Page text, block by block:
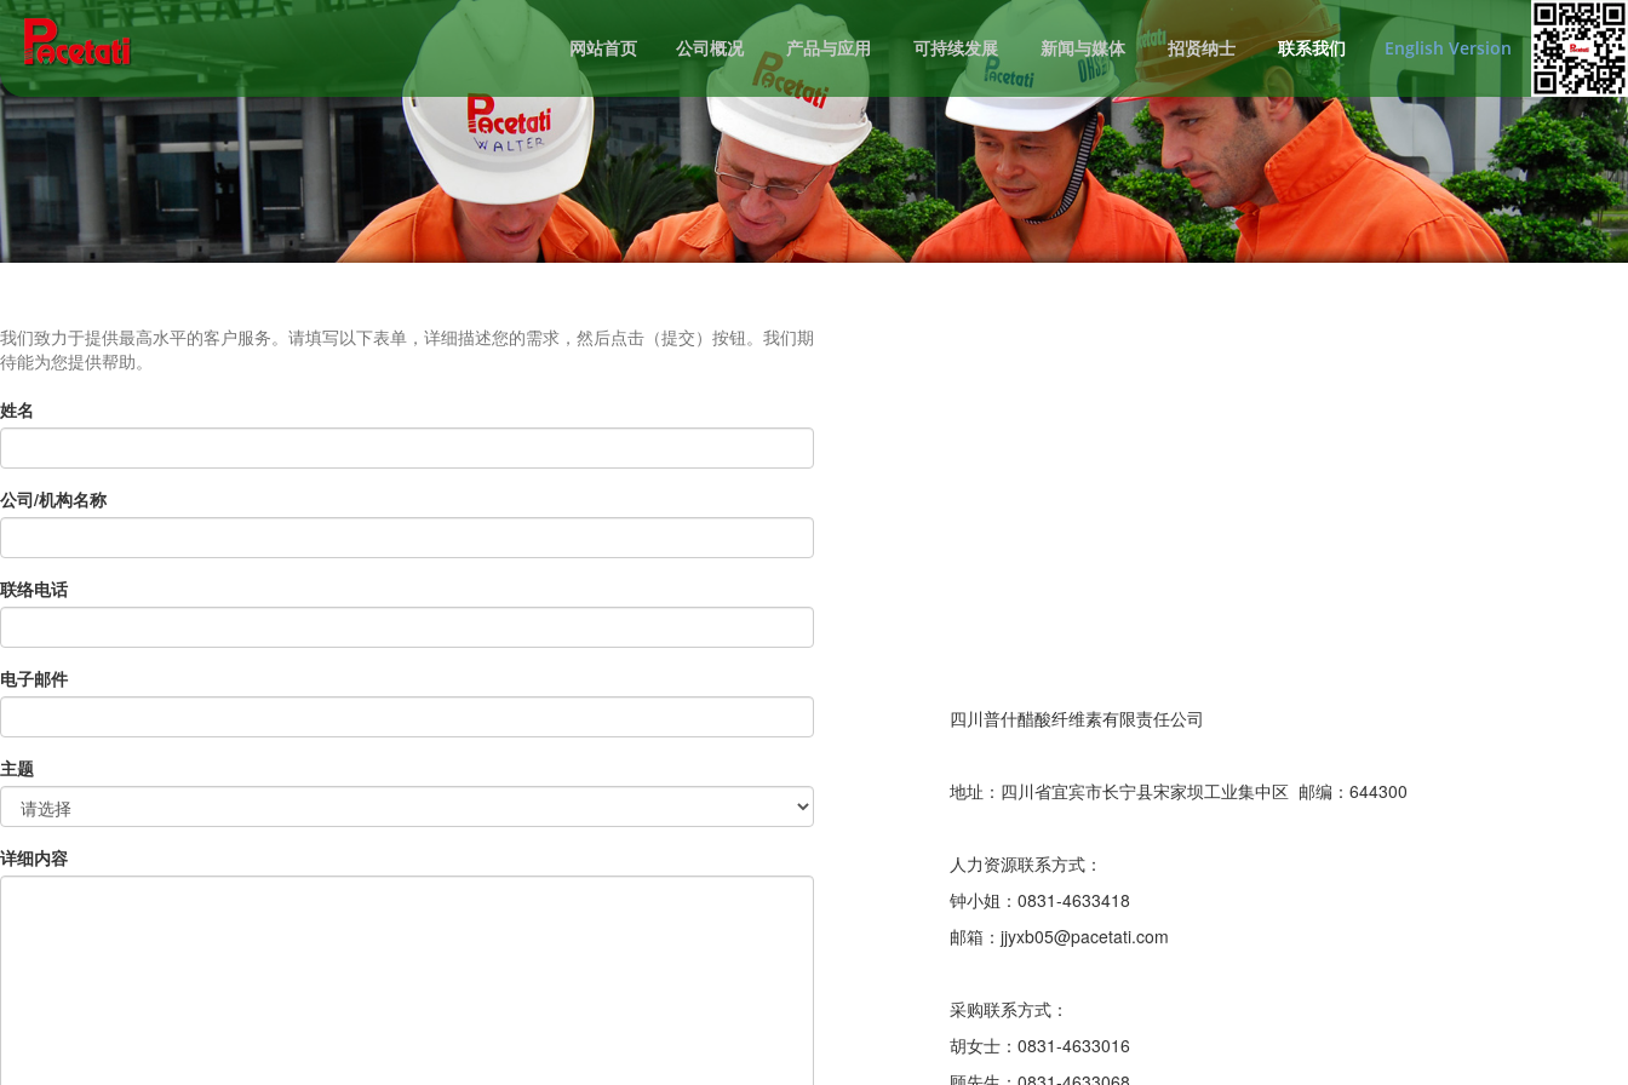
网站首页 公司概况 产品与应用 可持续发展 新闻与媒体 招贤纳士 联系我们 English Version
我们致力于提供最高水平的客户服务。请填写以下表单，详细描述您的需求，然后点击（提交）按钮。我们期
待能为您提供帮助。
姓名
公司/机构名称
联络电话
电子邮件
主题
详细内容
四川普什醋酸纤维素有限责任公司
地址：四川省宜宾市长宁县宋家坝工业集中区 邮编：644300
人力资源联系方式：
钟小姐：0831-4633418
邮箱：jjyxb05@pacetati.com
采购联系方式：
胡女士：0831-4633016